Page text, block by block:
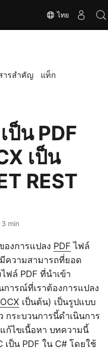
ไทย
ารสำคัญ แท็ก
ป็น PDF
เป็น
REST
3 min
องการแปลง PDF ไฟล์
มีความสามารถที่ยอด
ฟล์ PDF ที่นำเข้า
การณ์ที่เราต้องการแปลง
เป็นต้น) เป็นรูปแบบ
กระบวนการนี้ดำเนินการ
ก้ไขเนื้อหา บทความนี้
ป็น PDF ใน C# โดยใช้